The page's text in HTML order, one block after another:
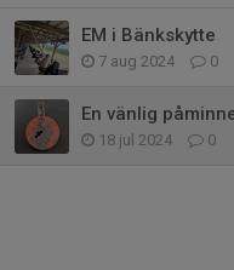
EM i Bänkskytte
7 aug 2024 0
18 jul 2024 0